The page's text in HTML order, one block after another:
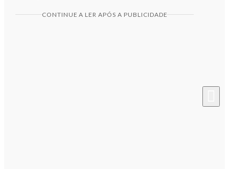
CONTINUE A LER APÓS A PUBLICIDADE